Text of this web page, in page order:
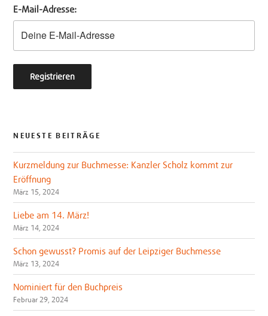
E-Mail-Adresse:
NEUESTE BEITRÄGE
Kurzmeldung zur Buchmesse: Kanzler Scholz kommt zur
Eröffnung
März 15, 2024
Liebe am 14. März!
März 14, 2024
Schon gewusst? Promis auf der Leipziger Buchmesse
März 13, 2024
Nominiert für den Buchpreis
Februar 29, 2024